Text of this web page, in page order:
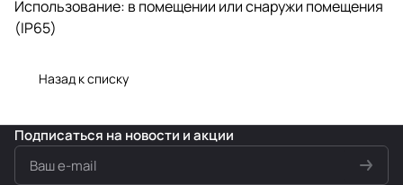
Использование: в помещении или снаружи помещения
(IP65)
Назад к списку
Подписаться на новости и акции